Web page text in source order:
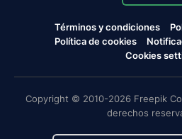
Términos y condiciones
Política de cookies
Cookies
Copyright © 2010-2026 Freepik
derechos